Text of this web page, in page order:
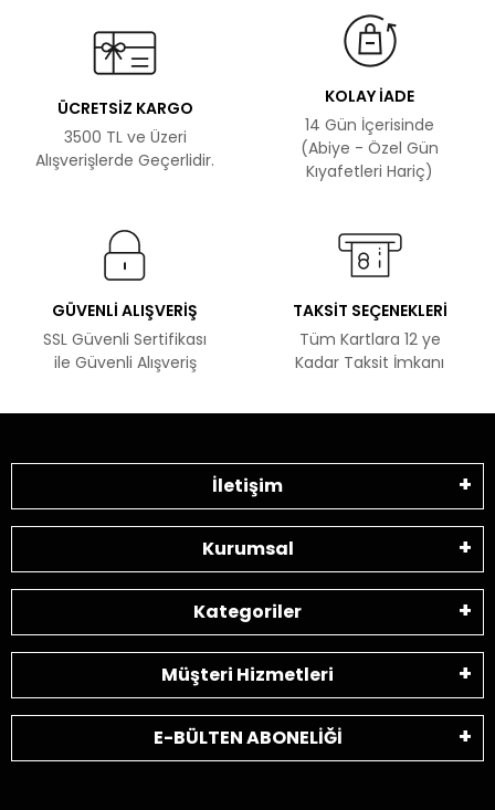
ÜCRETSİZ KARGO
3500 TL ve Üzeri
Alışverişlerde Geçerlidir.
KOLAY İADE
14 Gün İçerisinde
(Abiye - Özel Gün
Kıyafetleri Hariç)
GÜVENLİ ALIŞVERİŞ
SSL Güvenli Sertifikası
ile Güvenli Alışveriş
TAKSİT SEÇENEKLERİ
Tüm Kartlara 12 ye
Kadar Taksit İmkanı
İletişim
Kurumsal
Kategoriler
Müşteri Hizmetleri
E-BÜLTEN ABONELİĞİ